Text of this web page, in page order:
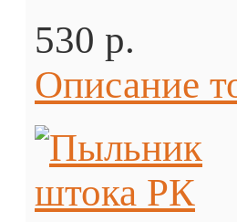
530 p.
Описание